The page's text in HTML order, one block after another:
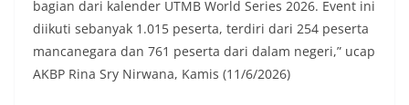
Kemerdekaan RI berlangsung.‎‎Wujud Kedekatan
Polri dengan Masyarakat‎Kegiatan sambang Door
to Door System ini merupakan salah satu bentuk
implementasi program Polri Presisi yang
mengedepankan kehadiran dan kedekatan
bagian dari kalender UTMB World Series 2026. Event ini
diikuti sebanyak 1.015 peserta, terdiri dari 254 peserta
mancanegara dan 761 peserta dari dalam negeri,” ucap
AKBP Rina Sry Nirwana, Kamis (11/6/2026)